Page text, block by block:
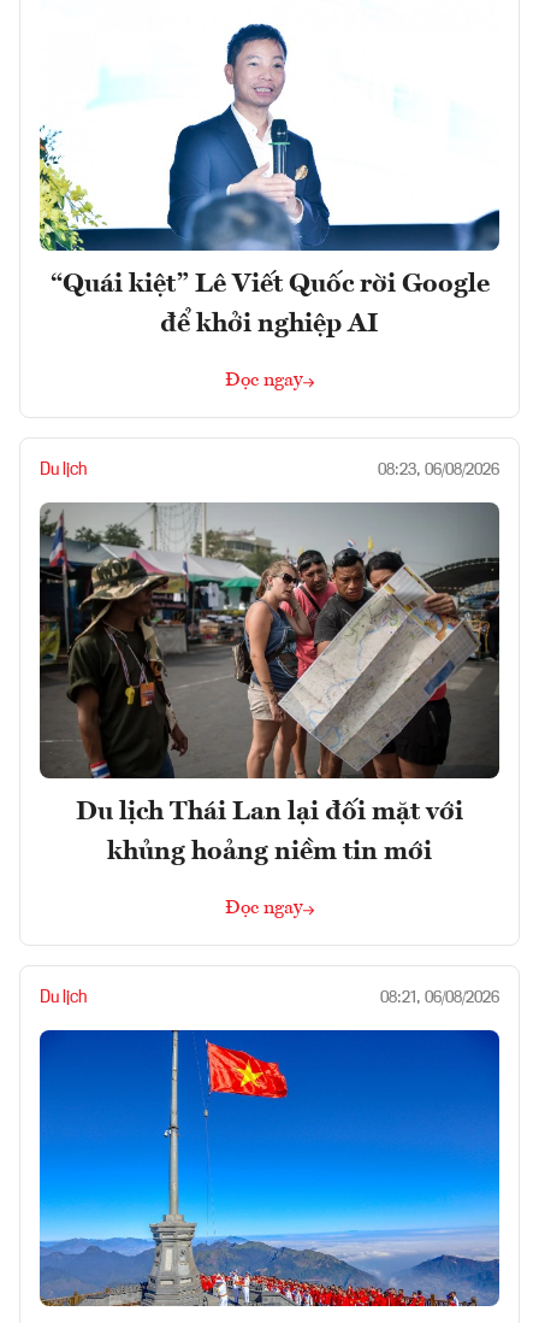
“Quái kiệt” Lê Viết Quốc rời Google
để khởi nghiệp AI
Đọc ngay
Du lịch 08:23, 06/08/2026
Du lịch Thái Lan lại đối mặt với
khủng hoảng niềm tin mới
Đọc ngay
Du lịch 08:21, 06/08/2026